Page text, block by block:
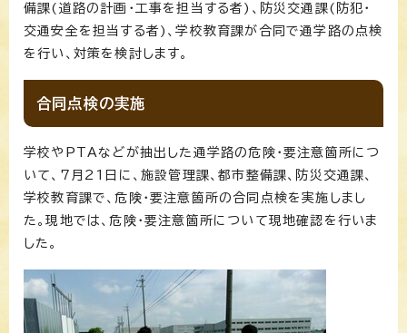
備課(道路の計画・工事を担当する者)、防災交通課(防犯・
交通安全を担当する者)、学校教育課が合同で通学路の点検
を行い、対策を検討します。
合同点検の実施
学校やPTAなどが抽出した通学路の危険・要注意箇所につ
いて、7月21日に、施設管理課、都市整備課、防災交通課、
学校教育課で、危険・要注意箇所の合同点検を実施しまし
た。現地では、危険・要注意箇所について現地確認を行いま
した。